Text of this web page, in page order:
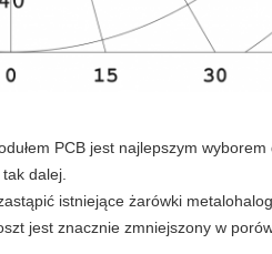
PCB jest najlepszym
dalej.
istniejące żarówki
jest znacznie zmniejszony w